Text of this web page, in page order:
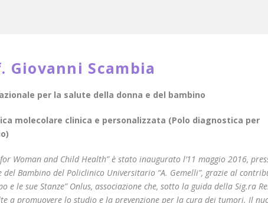
Giovanni Scambia
per la salute della donna e del bambino
molecolare clinica e personalizzata (Polo diagnostica per
Woman and Child Health” è stato inaugurato l’11 maggio 2016,
del Bambino del Policlinico Universitario “A. Gemelli”, grazie al
le sue Stanze” Onlus, associazione che, sotto la guida della Sig.ra
a promuovere lo studio e la prevenzione per la cura dei tumori. Il